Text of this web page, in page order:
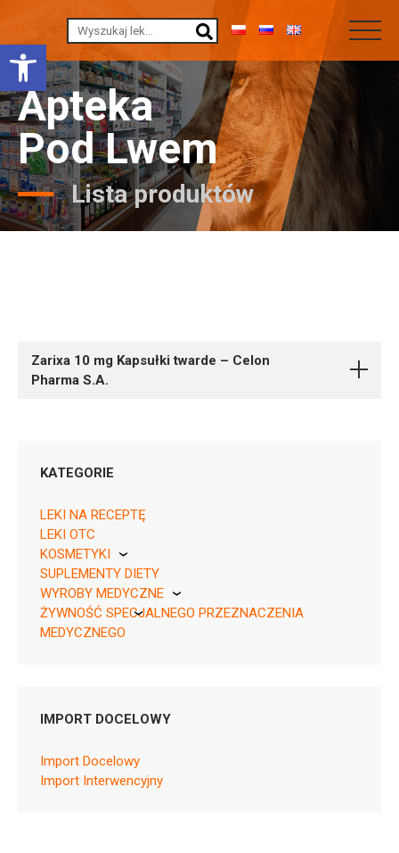
Otwórz pasek narzędzi
Apteka
Pod Lwem
Lista produktów
Zarixa 10 mg Kapsułki twarde – Celon
Pharma S.A.
05909991528508 ¦ Rp ¦ 152531
10 kaps.
05909991528522 ¦ Rp ¦ 152532
10 kaps.
KATEGORIE
LEKI NA RECEPTĘ
LEKI OTC
KOSMETYKI
Pierre Fabre
SUPLEMENTY DIETY
WYROBY MEDYCZNE
KikGel
ŻYWNOŚĆ SPECJALNEGO PRZEZNACZENIA
MEDYCZNEGO
IMPORT DOCELOWY
Import Docelowy
Import Interwencyjny